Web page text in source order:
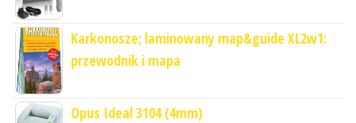
Karkonosze; laminowany map&guide XL2w1:
przewodnik i mapa
Opus Ideal 3104 (4mm)